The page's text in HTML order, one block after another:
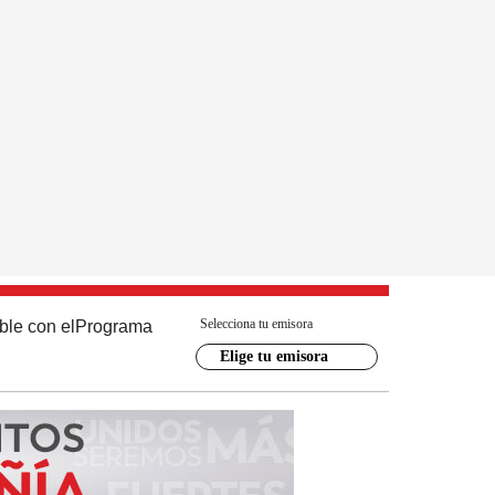
con el Programa Selecciona tu emisora
Elige tu emisora